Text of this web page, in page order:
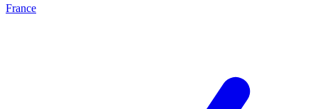
France